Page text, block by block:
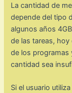
La cantidad de
depende del tipo
algunos años
de las tareas,
de los programas
cantidad sea
Si el usuario